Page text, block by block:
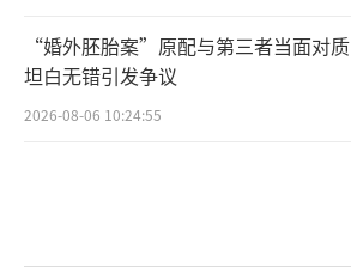
“婚外胚胎案”原配与第三者当面对质
坦白无错引发争议
2026-08-06 10:24:55